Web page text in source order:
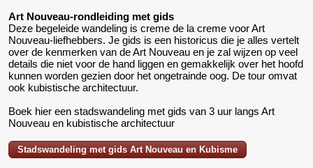
Art Nouveau-rondleiding met gids
Deze begeleide wandeling is creme de la creme voor Art
Nouveau-liefhebbers. Je gids is een historicus die je alles vertelt
over de kenmerken van de Art Nouveau en je zal wijzen op veel
details die niet voor de hand liggen en gemakkelijk over het hoofd
kunnen worden gezien door het ongetrainde oog. De tour omvat
ook kubistische architectuur.
Boek hier een stadswandeling met gids van 3 uur langs Art
Nouveau en kubistische architectuur
Stadswandeling met gids Art Nouveau en Kubisme